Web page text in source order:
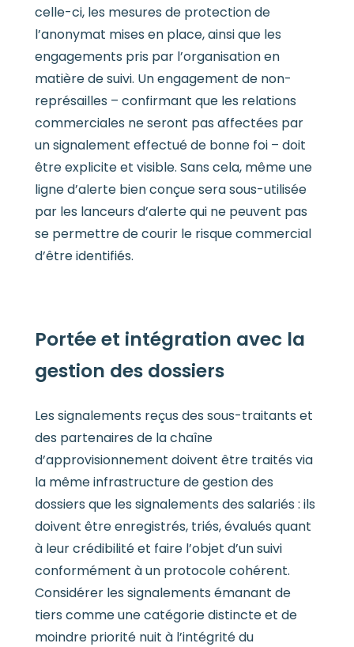
celle-ci, les mesures de protection de
l’anonymat mises en place, ainsi que les
engagements pris par l’organisation en
matière de suivi. Un engagement de non-
représailles – confirmant que les relations
commerciales ne seront pas affectées par
un signalement effectué de bonne foi – doit
être explicite et visible. Sans cela, même une
ligne d’alerte bien conçue sera sous-utilisée
par les lanceurs d’alerte qui ne peuvent pas
se permettre de courir le risque commercial
d’être identifiés.
Portée et intégration avec la
gestion des dossiers
Les signalements reçus des sous-traitants et
des partenaires de la chaîne
d’approvisionnement doivent être traités via
la même infrastructure de gestion des
dossiers que les signalements des salariés : ils
doivent être enregistrés, triés, évalués quant
à leur crédibilité et faire l’objet d’un suivi
conformément à un protocole cohérent.
Considérer les signalements émanant de
tiers comme une catégorie distincte et de
moindre priorité nuit à l’intégrité du